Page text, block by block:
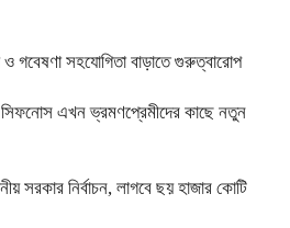
ও গবেষণা সহযোগিতা বাড়াতে গুরুত্বারোপ
সিফনোস এখন ভ্রমণপ্রেমীদের কাছে নতুন
সরকার নির্বাচন, লাগবে ছয় হাজার কোটি